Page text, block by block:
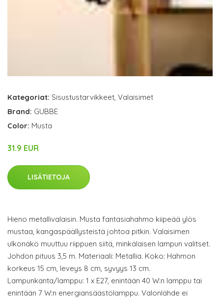
Kategoriat: Sisustustarvikkeet, Valaisimet
Brand: GUBBE
Color: Musta
31.9 EUR
LISÄTIETOJA
Hieno metallivalaisin. Musta fantasiahahmo kiipeää ylös
mustaa, kangaspäällysteistä johtoa pitkin. Valaisimen
ulkonäkö muuttuu riippuen siitä, minkälaisen lampun valitset.
Johdon pituus 3,5 m. Materiaali: Metallia. Koko: Hahmon
korkeus 15 cm, leveys 8 cm, syvyys 13 cm.
Lampunkanta/lamppu: 1 x E27, enintään 40 W:n lamppu tai
enintään 7 W:n energiansäästölamppu. Valonlähde ei